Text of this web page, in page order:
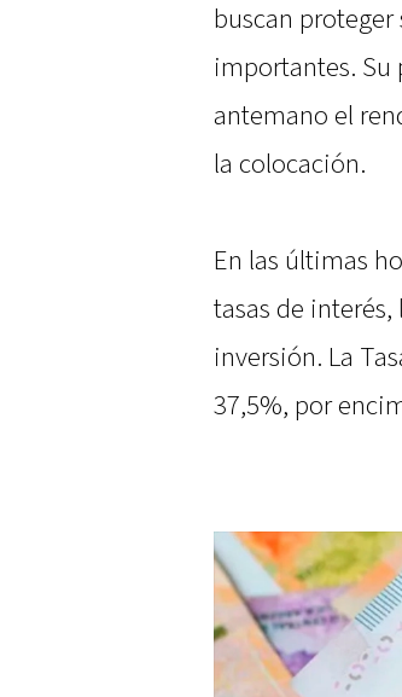
buscan
importantes.
antemano el
la colocación.
En las últimas
tasas de
inversión. La
37,5%, por